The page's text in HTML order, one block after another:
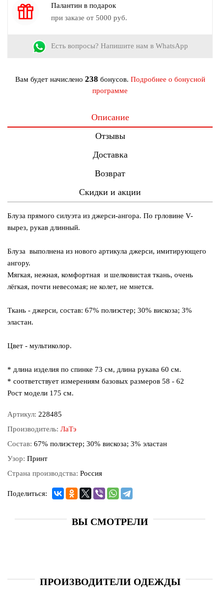
Палантин в подарок
при заказе от 5000 руб.
Есть вопросы? Напишите нам в WhatsApp
Вам будет начислено 238 бонусов. Подробнее о бонусной
программе
Описание
Отзывы
Доставка
Возврат
Скидки и акции
Блуза прямого силуэта из джерси-ангора. По грловине V-
вырез, рукав длинный.
Блуза выполнена из нового артикула джерси, имитирующего
ангору.
Мягкая, нежная, комфортная и шелковистая ткань, очень
лёгкая, почти невесомая; не колет, не мнется.
Ткань - джерси, состав: 67% полиэстер; 30% вискоза; 3%
эластан.
Цвет - мультиколор.
* длина изделия по спинке 73 см, длина рукава 60 см.
* соответствует измерениям базовых размеров 58 - 62
Рост модели 175 см.
Артикул: 228485
Производитель: ЛаТэ
Состав: 67% полиэстер; 30% вискоза; 3% эластан
Узор: Принт
Страна производства: Россия
Поделиться:
ВЫ СМОТРЕЛИ
ПРОИЗВОДИТЕЛИ ОДЕЖДЫ